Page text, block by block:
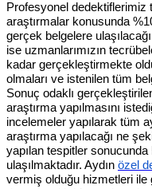
Profesyonel dedektiflerimiz
araştırmalar konusunda
gerçek belgelere
ise uzmanlarımızın
kadar gerçekleştirmekte
olmaları ve istenilen tüm
Sonuç odaklı
araştırma yapılmasını
incelemeler yapılarak tüm
araştırma yapılacağı ne
yapılan tespitler
ulaşılmaktadır. Aydın özel
vermiş olduğu hizmetleri ile